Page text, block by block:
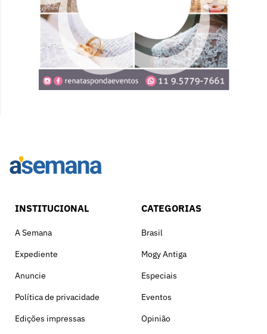
INSTITUCIONAL
A Semana
Expediente
Anuncie
Política de privacidade
Edições impressas
CATEGORIAS
Brasil
Mogy Antiga
Especiais
Eventos
Opinião